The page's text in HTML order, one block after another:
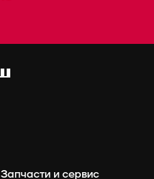
Запчасти и сервис